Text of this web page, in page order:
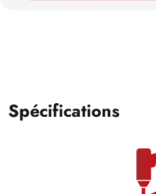
Spécifications